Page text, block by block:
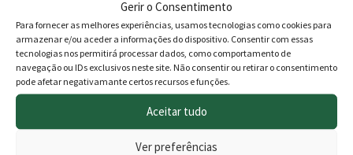
Gerir o Consentimento
Para fornecer as melhores experiências, usamos tecnologias como cookies para
armazenar e/ou aceder a informações do dispositivo. Consentir com essas
tecnologias nos permitirá processar dados, como comportamento de
navegação ou IDs exclusivos neste site. Não consentir ou retirar o consentimento
pode afetar negativamante certos recursos e funções.
Aceitar tudo
Ver preferências
Agricultura
Horta
Acessórios
Adubos